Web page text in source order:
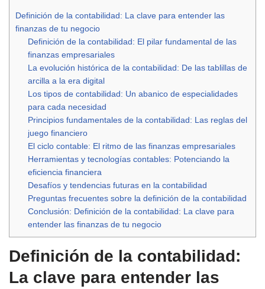
Definición de la contabilidad: La clave para entender las
finanzas de tu negocio
Definición de la contabilidad: El pilar fundamental de las
finanzas empresariales
La evolución histórica de la contabilidad: De las tablillas de
arcilla a la era digital
Los tipos de contabilidad: Un abanico de especialidades
para cada necesidad
Principios fundamentales de la contabilidad: Las reglas del
juego financiero
El ciclo contable: El ritmo de las finanzas empresariales
Herramientas y tecnologías contables: Potenciando la
eficiencia financiera
Desafíos y tendencias futuras en la contabilidad
Preguntas frecuentes sobre la definición de la contabilidad
Conclusión: Definición de la contabilidad: La clave para
entender las finanzas de tu negocio
Definición de la contabilidad:
La clave para entender las